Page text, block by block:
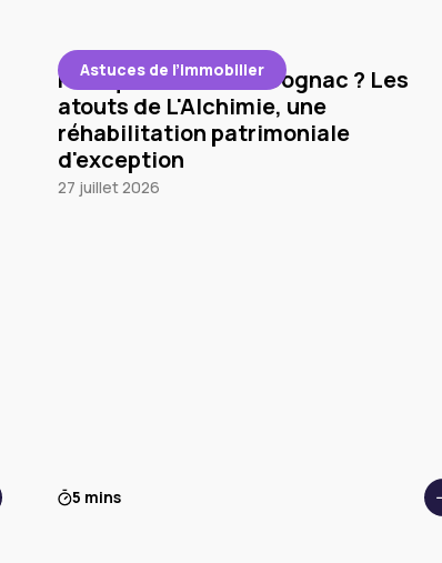
Astuces de l’immobilier
Pourquoi investir à Cognac ? Les
atouts de L'Alchimie, une
réhabilitation patrimoniale
d'exception
27 juillet 2026
5 mins